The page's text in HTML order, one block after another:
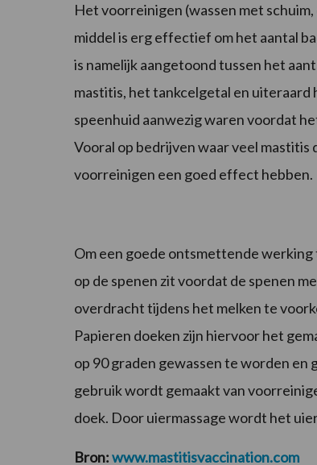
Het voorreinigen (wassen met
middel is erg effectief om het aantal
is namelijk aangetoond tussen het
mastitis, het tankcelgetal en uiteraard
speenhuid aanwezig waren voordat
Vooral op bedrijven waar veel mastitis
voorreinigen een goed effect hebben.
Om een goede ontsmettende werking
op de spenen zit voordat de spenen
overdracht tijdens het melken te
Papieren doeken zijn hiervoor het
op 90 graden gewassen te worden en
gebruik wordt gemaakt van
doek. Door uiermassage wordt het
Bron:www.mastitisvaccination.com